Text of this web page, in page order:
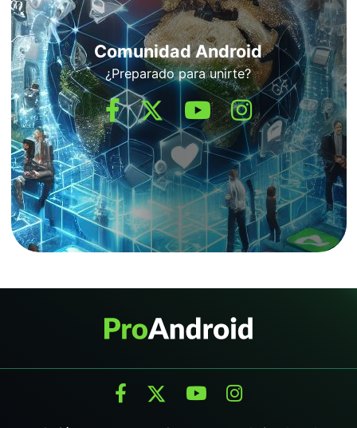
Comunidad Android
¿Preparado para unirte?